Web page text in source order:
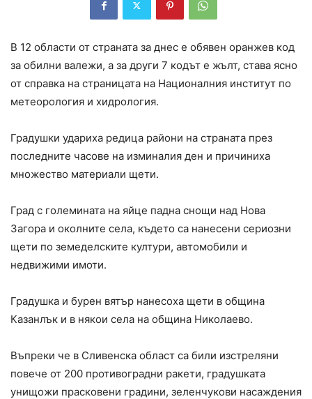
В 12 области от страната за днес е обявен оранжев код
за обилни валежи, а за други 7 кодът е жълт, става ясно
от справка на страницата на Националния институт по
метеорология и хидрология.
Градушки удариха редица райони на страната през
последните часове на изминалия ден и причиниха
множество материали щети.
Град с големината на яйце падна снощи над Нова
Загора и околните села, където са нанесени сериозни
щети по земеделските култури, автомобили и
недвижими имоти.
Градушка и бурен вятър нанесоха щети в община
Казанлък и в някои села на община Николаево.
Въпреки че в Сливенска област са били изстреляни
повече от 200 противоградни ракети, градушката
унищожи прасковени градини, зеленчукови насаждения